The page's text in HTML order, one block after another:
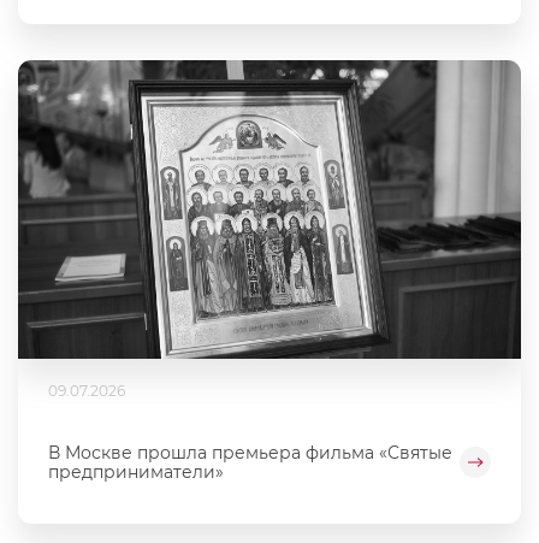
09.07.2026
В Москве прошла премьера фильма «Святые
предприниматели»